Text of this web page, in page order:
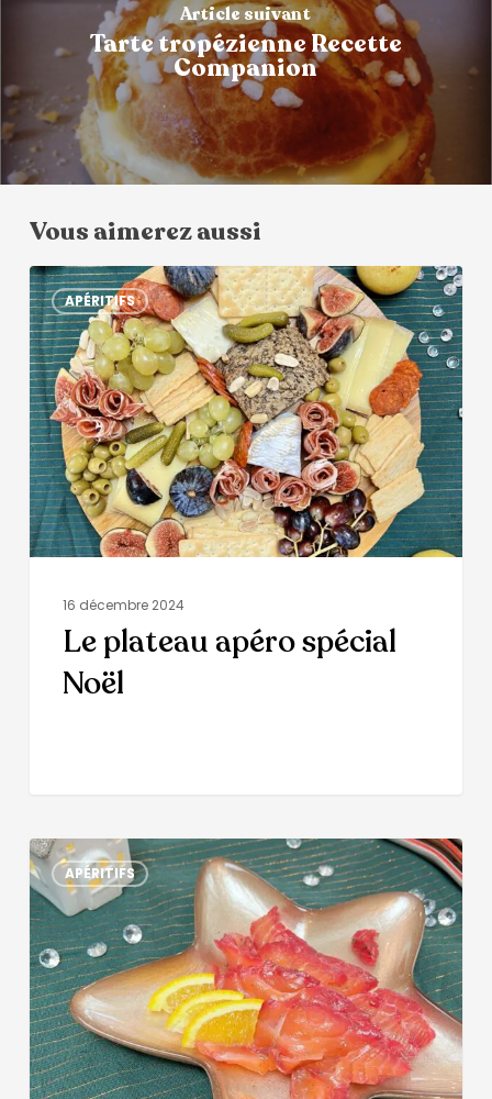
Article suivant
Tarte tropézienne Recette
Companion
Vous aimerez aussi
APÉRITIFS
16 décembre 2024
Le plateau apéro spécial
Noël
APÉRITIFS